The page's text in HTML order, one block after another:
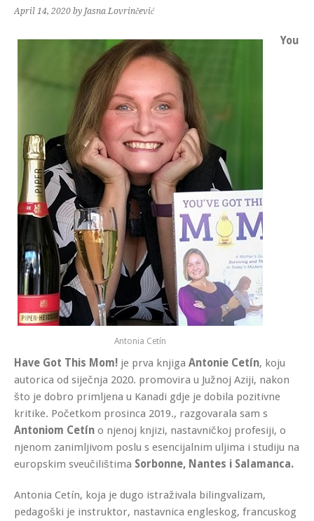
April 14, 2020 by Jasna Lovrinčević
Antonia Cetín
You
Have Got This Mom! je prva knjiga Antonie Cetín, koju
autorica od siječnja 2020. promovira u Južnoj Aziji, nakon
što je dobro primljena u Kanadi gdje je dobila pozitivne
kritike. Početkom prosinca 2019., razgovarala sam s
Antoniom Cetín o njenoj knjizi, nastavničkoj profesiji, o
njenom zanimljivom poslu s esencijalnim uljima i studiju na
europskim sveučilištima Sorbonne, Nantes i Salamanca.
Antonia Cetín, koja je dugo istraživala bilingvalizam,
pedagoški je instruktor, nastavnica engleskog, francuskog